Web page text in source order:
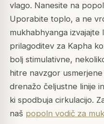
vlago. Nanesite na
Uporabite toplo, a ne
mukhabhyanga
prilagoditev za Kapha
bolj stimulativne,
hitre navzgor
drenažo čeljustne linije
ki spodbuja cirkulacijo.
naš popoln vodič za